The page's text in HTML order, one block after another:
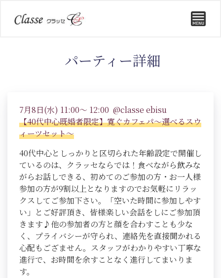
パーティー詳細
7月8日(水) 11:00～ 12:00 @classe ebisu
【40代中心既婚者限定】寛ぐカフェパ～選べるスウ
ィーツセット～
40代中心としっかりと区切られた年齢設定で開催し
ているのは、クラッセならでは！食べながら飲みな
がらお話しできる、初めてのご参加の方・お一人様
参加の方が9割以上となりますのでお気軽にリラッ
クスしてご参加下さい。「空いた時間に参加しやす
い」とご好評頂き、皆様楽しい会話をしにご参加頂
きます♪他の参加者の方と顔を合わすことも少な
く、プライバシーが守られ、連絡先を直接聞かれる
心配もござません。スタッフがわかりやすい丁寧な
進行で、お時間を余すことなく進行してまいりま
す。